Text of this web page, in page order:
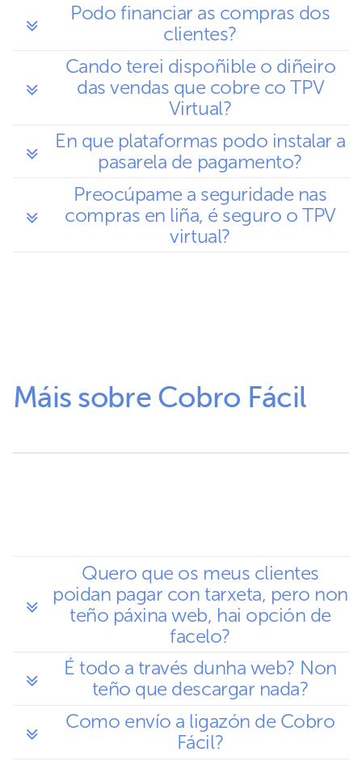
Podo financiar as compras dos
clientes?
Cando terei dispoñible o diñeiro
das vendas que cobre co TPV
Virtual?
En que plataformas podo instalar a
pasarela de pagamento?
Preocúpame a seguridade nas
compras en liña, é seguro o TPV
virtual?
Máis sobre Cobro Fácil
Quero que os meus clientes
poidan pagar con tarxeta, pero non
teño páxina web, hai opción de
facelo?
É todo a través dunha web? Non
teño que descargar nada?
Como envío a ligazón de Cobro
Fácil?